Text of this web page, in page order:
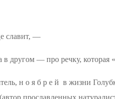
славит, —
в другом — про речку, которая
н о я бр ей в жизни
прославленных